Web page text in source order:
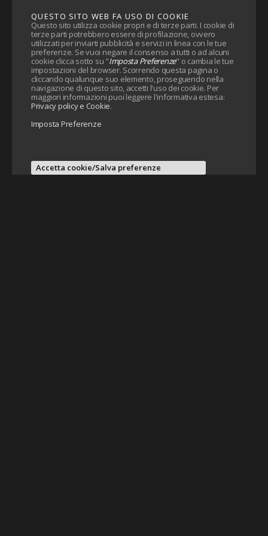
QUESTO SITO WEB FA USO DI COOKIE
Questo sito utilizza cookie propri e di terze parti. I cookie di
terze parti potrebbero essere di profilazione, ovvero
utilizzati per inviarti pubblicità e servizi in linea con le tue
preferenze. Se vuoi negare il consenso a tutti o ad alcuni
cookie clicca sotto su "Imposta Preferenze" o cambia le tue
impostazioni del browser. Scorrendo questa pagina o
cliccando qualunque suo elemento, proseguendo nella
navigazione di questo sito, accetti l'uso dei cookie. Per
maggiori informazioni puoi leggere l'informativa estesa:
Privacy policy e Cookie.
Imposta Preferenze
Accetta cookie/Salva preferenze